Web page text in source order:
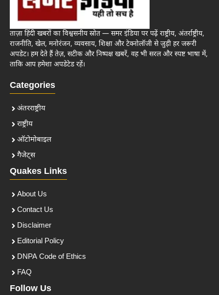
ताज़ा हिंदी खबरों का विश्वसनीय स्रोत — समर इंडिया पर पढ़ें राष्ट्रीय, अंतर्राष्ट्रीय,
राजनीति, खेल, मनोरंजन, व्यवसाय, शिक्षा और टेक्नोलॉजी से जुड़ी हर जरूरी
अपडेट। हम देते हैं तेज़, सटीक और निष्पक्ष खबरें, वह भी सरल और स्पष्ट भाषा में,
ताकि आप हमेशा अपडेटेड रहें।
Categories
अंतरराष्ट्रीय
राष्ट्रीय
ऑटोमोबाइल
गैजेट्स
Quakes Links
About Us
Contact Us
Disclaimer
Editorial Policy
DNPA Code of Ethics
FAQ
Follow Us